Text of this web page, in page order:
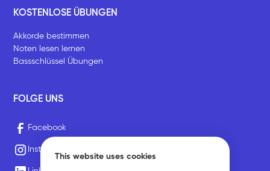
This website uses cookies
KOSTENLOSE ÜBUNGEN
Akkorde bestimmen
Noten lesen lernen
Bassschlüssel Übungen
FOLGE UNS
Facebook
Instagram